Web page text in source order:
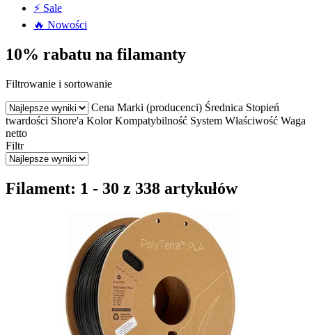
⚡ Sale
🔥 Nowości
10% rabatu na filamanty
Filtrowanie i sortowanie
Cena Marki (producenci) Średnica Stopień
twardości Shore'a Kolor Kompatybilność System Właściwość Waga
netto
Filtr
Filament: 1 - 30 z 338 artykułów